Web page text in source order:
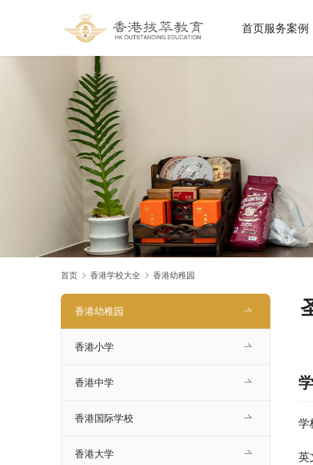
首页服务案例
首页 香港学校大全 香港幼稚园
学
英
香港幼稚园
香港小学
香港中学
香港国际学校
香港大学